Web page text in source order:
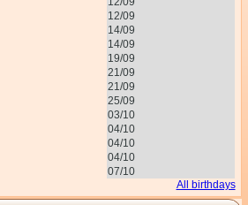
12/09
14/09
14/09
19/09
21/09
21/09
25/09
03/10
04/10
04/10
04/10
07/10
All birthdays